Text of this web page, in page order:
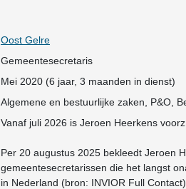
Oost Gelre
Gemeentesecretaris
Mei 2020 (6 jaar, 3 maanden in dienst)
Algemene en bestuurlijke zaken, P&O,
Vanaf juli 2026 is Jeroen Heerkens
Per 20 augustus 2025 bekleedt Jeroen
gemeentesecretarissen die het langst
in Nederland (bron: INVIOR Full Contact).